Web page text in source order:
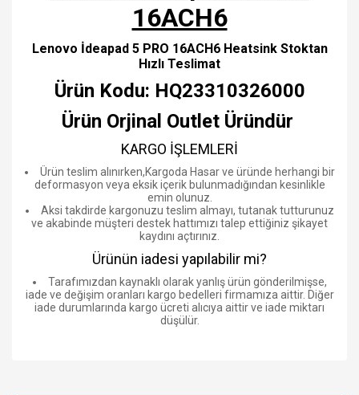
16ACH6
Lenovo İdeapad 5 PRO 16ACH6 Heatsink Stoktan
Hızlı Teslimat
Ürün Kodu: HQ23310326000
Ürün Orjinal Outlet Üründür
KARGO İŞLEMLERİ
Ürün teslim alınırken,Kargoda Hasar ve üründe herhangi bir
deformasyon veya eksik içerik bulunmadığından kesinlikle
emin olunuz.
Aksi takdirde kargonuzu teslim almayı, tutanak tutturunuz
ve akabinde müşteri destek hattımızı talep ettiğiniz şikayet
kaydını açtırınız.
Ürünün iadesi yapılabilir mi?
Tarafımızdan kaynaklı olarak yanlış ürün gönderilmişse,
iade ve değişim oranları kargo bedelleri firmamıza aittir. Diğer
iade durumlarında kargo ücreti alıcıya aittir ve iade miktarı
düşülür.